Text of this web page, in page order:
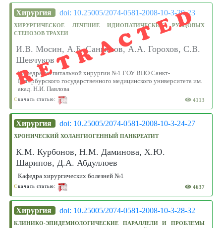
Хирургия doi: 10.25005/2074-0581-2008-10-3-20-23
ХИРУРГИЧЕСКОЕ ЛЕЧЕНИЕ ИДИОПАТИЧЕСКИХ РУБЦОВЫХ
СТЕНОЗОВ ТРАХЕИ
И.В. Мосин, А.Б. Сангинов, А.А. Горохов, С.В.
Шевчуков
Кафедра госпитальной хирургии №1 ГОУ ВПО Санкт-
Петербурского государственного медицинского университета им.
акад. Н.И. Павлова
С качать статью: 4113
RETRACTED
Хирургия doi: 10.25005/2074-0581-2008-10-3-24-27
ХРОНИЧЕСКИЙ ХОЛАНГИОГЕННЫЙ ПАНКРЕАТИТ
К.М. Курбонов, Н.М. Даминова, Х.Ю.
Шарипов, Д.А. Абдуллоев
Кафедра хирургических болезней №1
С качать статью: 4637
Хирургия doi: 10.25005/2074-0581-2008-10-3-28-32
КЛИНИКО-ЭПИДЕМИОЛОГИЧЕСКИЕ ПАРАЛЛЕЛИ И ПРОБЛЕМЫ